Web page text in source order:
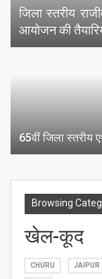
जिला स्तरीय
आयोजन की
65वीं जिला स्तरीय
Browsing
खेल-कूद
CHURU JAIPUR